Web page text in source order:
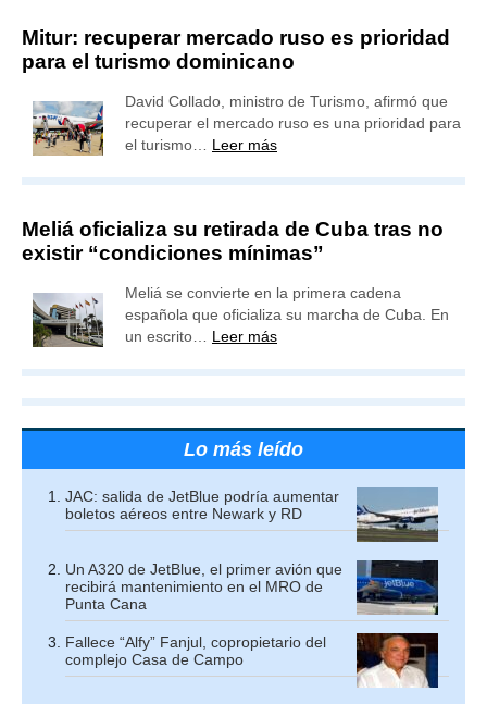
Mitur: recuperar mercado ruso es prioridad
para el turismo dominicano
David Collado, ministro de Turismo, afirmó que
recuperar el mercado ruso es una prioridad para
el turismo… Leer más
Meliá oficializa su retirada de Cuba tras no
existir “condiciones mínimas”
Meliá se convierte en la primera cadena
española que oficializa su marcha de Cuba. En
un escrito… Leer más
Lo más leído
JAC: salida de JetBlue podría aumentar
boletos aéreos entre Newark y RD
Un A320 de JetBlue, el primer avión que
recibirá mantenimiento en el MRO de
Punta Cana
Fallece “Alfy” Fanjul, copropietario del
complejo Casa de Campo